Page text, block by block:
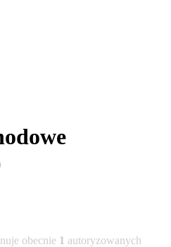
obecnie 1 autoryzowanych